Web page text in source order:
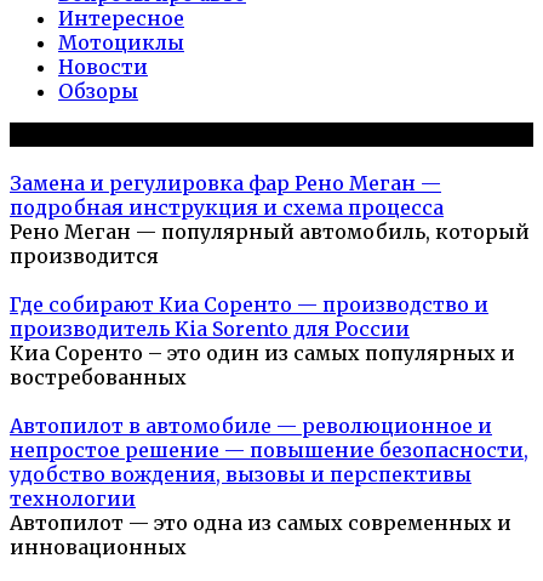
Интересное
Мотоциклы
Новости
Обзоры
Замена и регулировка фар Рено Меган —
подробная инструкция и схема процесса
Рено Меган — популярный автомобиль, который
производится
Где собирают Киа Соренто — производство и
производитель Kia Sorento для России
Киа Соренто – это один из самых популярных и
востребованных
Автопилот в автомобиле — революционное и
непростое решение — повышение безопасности,
удобство вождения, вызовы и перспективы
технологии
Автопилот — это одна из самых современных и
инновационных